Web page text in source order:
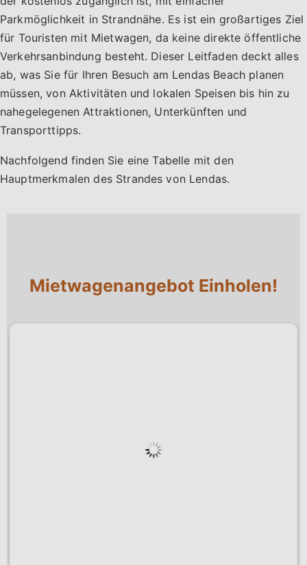
Parkmöglichkeit in Strandnähe. Es ist ein großartiges Ziel
für Touristen mit Mietwagen, da keine direkte öffentliche
Verkehrsanbindung besteht. Dieser Leitfaden deckt alles
ab, was Sie für Ihren Besuch am Lendas Beach planen
müssen, von Aktivitäten und lokalen Speisen bis hin zu
nahegelegenen Attraktionen, Unterkünften und
Transporttipps.
Nachfolgend finden Sie eine Tabelle mit den
Hauptmerkmalen des Strandes von Lendas.
Mietwagenangebot Einholen!